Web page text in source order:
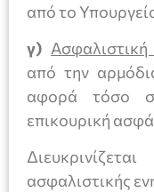
από το
γ)
από την
αφορά τόσο
επικουρική
ασφαλιστικής